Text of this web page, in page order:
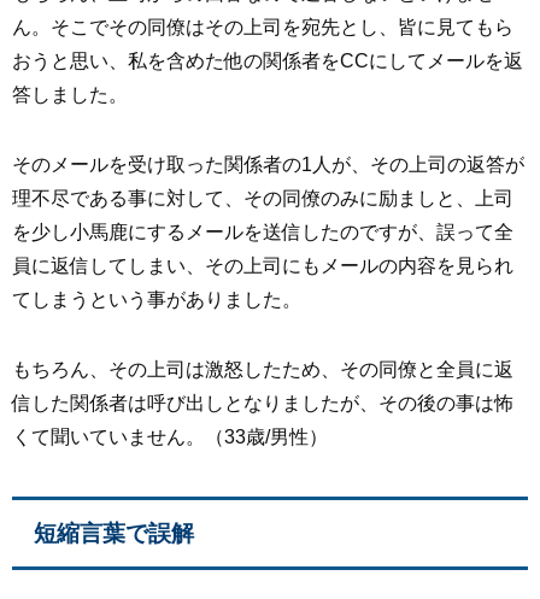
ん。そこでその同僚はその上司を宛先とし、皆に見てもら
おうと思い、私を含めた他の関係者をCCにしてメールを返
答しました。
そのメールを受け取った関係者の1人が、その上司の返答が
理不尽である事に対して、その同僚のみに励ましと、上司
を少し小馬鹿にするメールを送信したのですが、誤って全
員に返信してしまい、その上司にもメールの内容を見られ
てしまうという事がありました。
もちろん、その上司は激怒したため、その同僚と全員に返
信した関係者は呼び出しとなりましたが、その後の事は怖
くて聞いていません。（33歳/男性）
短縮言葉で誤解